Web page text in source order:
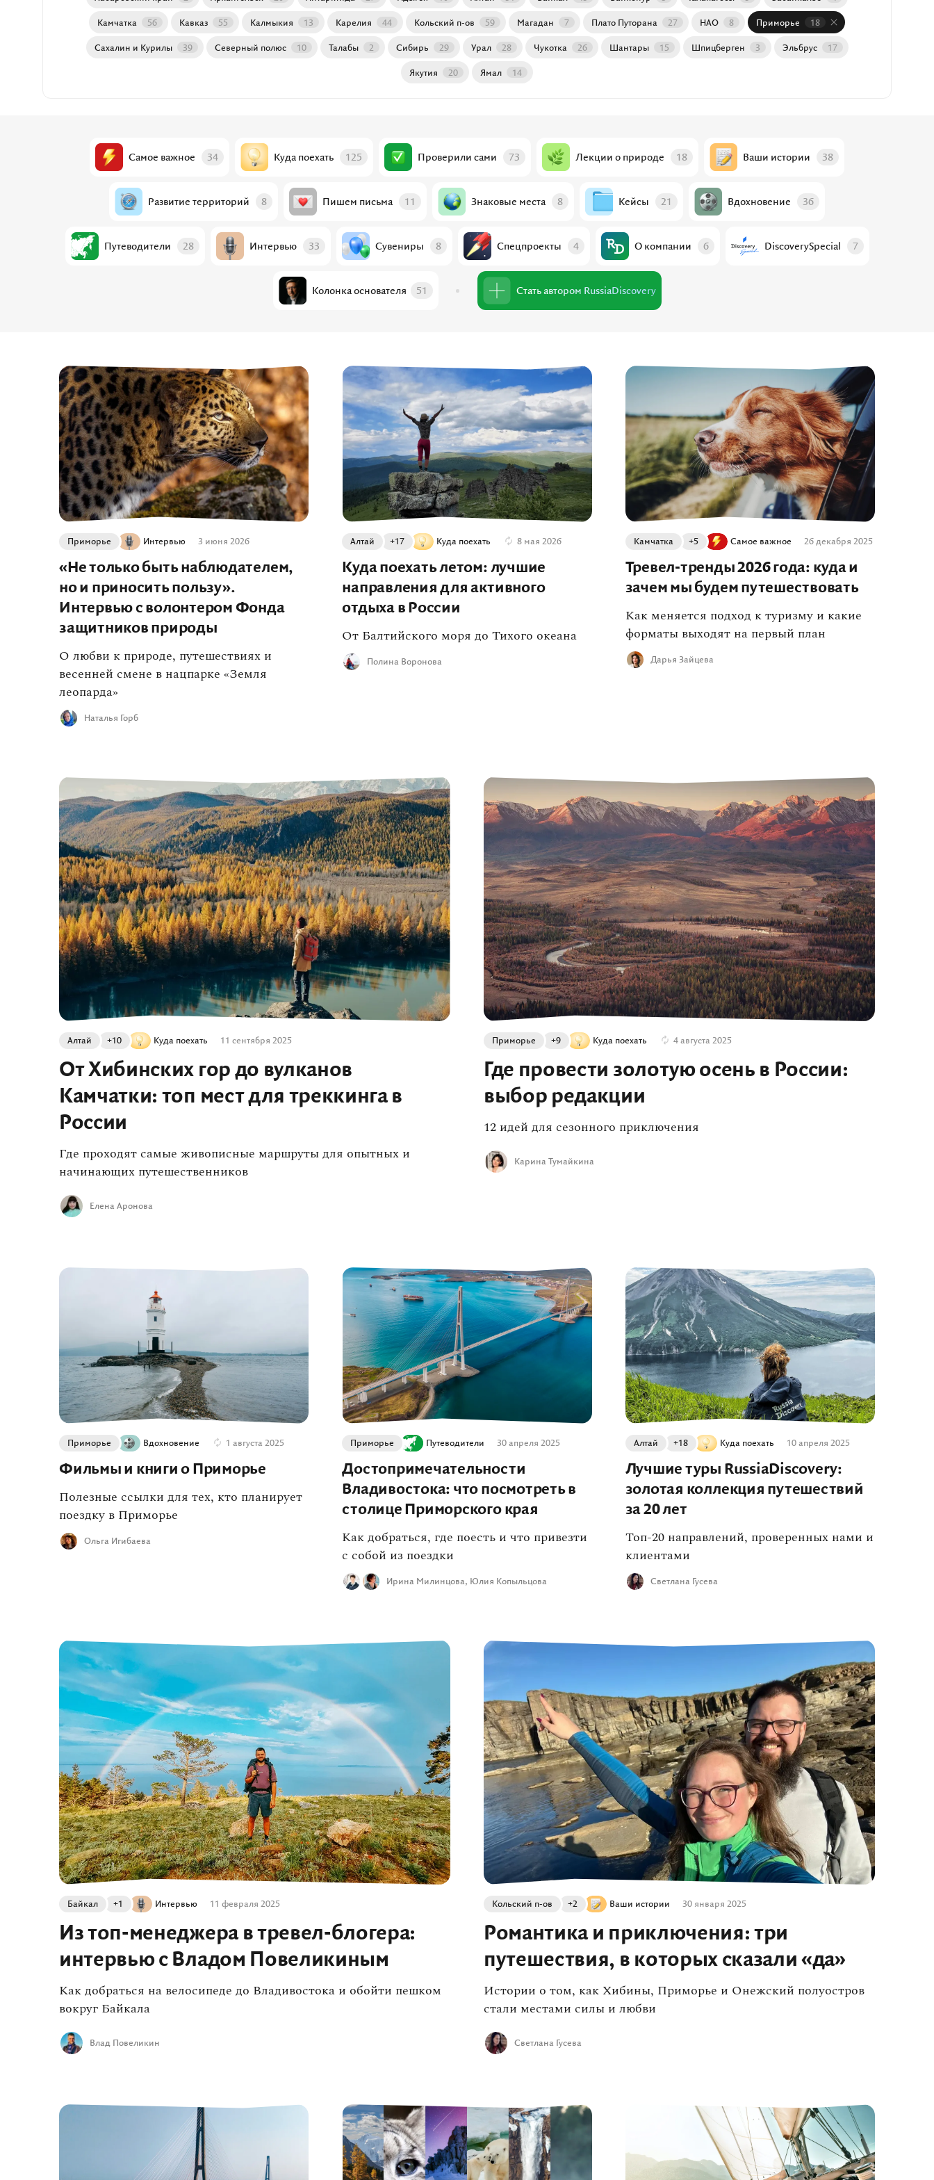
Камчатка 56 Кавказ 55 Калмыкия 13 Карелия 44 Кольский п-ов 59 Магадан 7 Плато Путорана 27 НАО 8 Приморье 18
Сахалин и Курилы 39 Северный полюс 10 Талабы 2 Сибирь 29 Урал 28 Чукотка 26 Шантары 15 Шпицберген 3 Эльбрус 17
Якутия 20 Ямал 14
Самое важное 34 Куда поехать 125 Проверили сами 73 Лекции о природе 18 Ваши истории 38
Развитие территорий 8 Пишем письма 11 Знаковые места 8 Кейсы 21 Вдохновение 36
Путеводители 28 Интервью 33 Сувениры 8 Спецпроекты 4 О компании 6 DiscoverySpecial 7
Колонка основателя 51 Стать автором RussiaDiscovery
Интервью
Приморье 3 июня 2026
«Не только быть наблюдателем,
но и приносить пользу».
Интервью с волонтером Фонда
защитников природы
О любви к природе, путешествиях и
весенней смене в нацпарке «Земля
леопарда»
Наталья Горб
Куда поехать
+17
Алтай 8 мая 2026
Куда поехать летом: лучшие
направления для активного
отдыха в России
От Балтийского моря до Тихого океана
Полина Воронова
Самое важное
+5
Камчатка 26 декабря 2025
Тревел-тренды 2026 года: куда и
зачем мы будем путешествовать
Как меняется подход к туризму и какие
форматы выходят на первый план
Дарья Зайцева
Куда поехать
+10
Алтай 11 сентября 2025
От Хибинских гор до вулканов
Камчатки: топ мест для треккинга в
России
Где проходят самые живописные маршруты для опытных и
начинающих путешественников
Елена Аронова
Куда поехать
+9
Приморье 4 августа 2025
Где провести золотую осень в России:
выбор редакции
12 идей для сезонного приключения
Карина Тумайкина
Вдохновение
Приморье 1 августа 2025
Фильмы и книги о Приморье
Полезные ссылки для тех, кто планирует
поездку в Приморье
Ольга Игибаева
Путеводители
Приморье 30 апреля 2025
Достопримечательности
Владивостока: что посмотреть в
столице Приморского края
Как добраться, где поесть и что привезти
с собой из поездки
Ирина Милинцова, Юлия Копыльцова
Куда поехать
+18
Алтай 10 апреля 2025
Лучшие туры RussiaDiscovery:
золотая коллекция путешествий
за 20 лет
Топ-20 направлений, проверенных нами и
клиентами
Светлана Гусева
Интервью
+1
Байкал 11 февраля 2025
Из топ-менеджера в тревел-блогера:
интервью с Владом Повеликиным
Как добраться на велосипеде до Владивостока и обойти пешком
вокруг Байкала
Влад Повеликин
Ваши истории
+2
Кольский п-ов 30 января 2025
Романтика и приключения: три
путешествия, в которых сказали «да»
Истории о том, как Хибины, Приморье и Онежский полуостров
стали местами силы и любви
Светлана Гусева